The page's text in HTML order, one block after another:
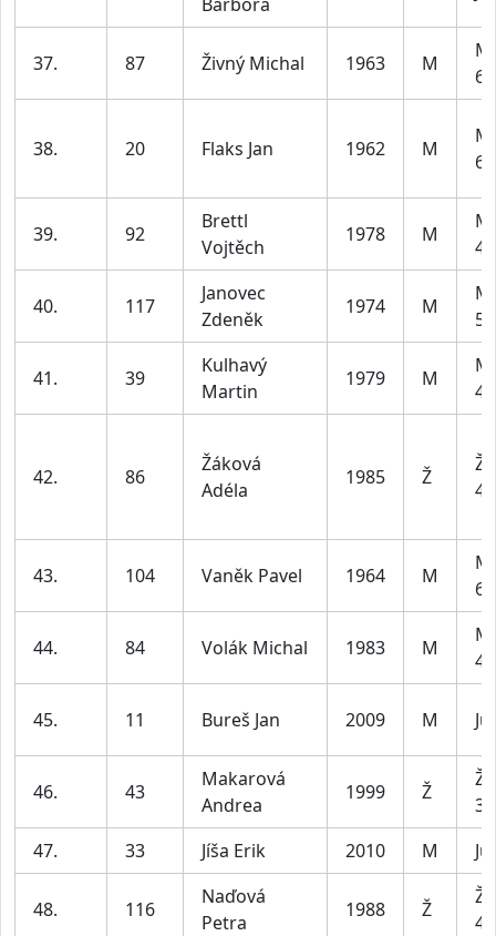
37. 87 Živný Michal 1963 M
38. 20 Flaks Jan 1962 M
39. 92
Brettl
Vojtěch
1978 M
40. 117
Janovec
Zdeněk
1974 M
41. 39
Kulhavý
Martin
1979 M
42. 86
Žáková
Adéla
1985 Ž
43. 104 Vaněk Pavel 1964 M
44. 84 Volák Michal 1983 M
45. 11 Bureš Jan 2009 M
46. 43
Makarová
Andrea
1999 Ž
47.
33 Jíša Erik 2010 M
48. 116
Naďová
Petra
1988 Ž